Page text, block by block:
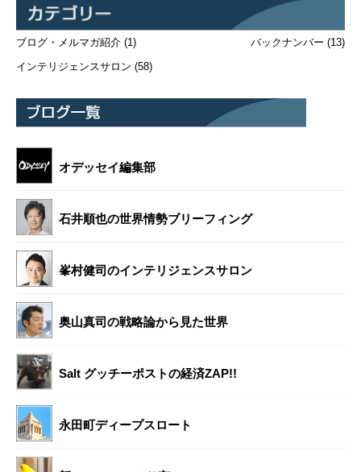
ブログ・メルマガ紹介 (1)
インテリジェンスサロン (58)
バックナンバー (13)
オデッセイ編集部
石井順也の世界情勢ブリーフィング
峯村健司のインテリジェンスサロン
奥山真司の戦略論から見た世界
Salt グッチーポストの経済ZAP!!
永田町ディープスロート